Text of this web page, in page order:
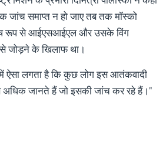
समाप्त न हो जाए तब तक मॉस्को
रूप से आईएसआईएल और उसके विंग
जोड़ने के खिलाफ था।
ऐसा लगता है कि कुछ लोग इस आतंकवादी
अधिक जानते हैं जो इसकी जांच कर रहे हैं।"